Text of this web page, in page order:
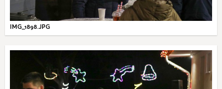
IMG_1898.JPG